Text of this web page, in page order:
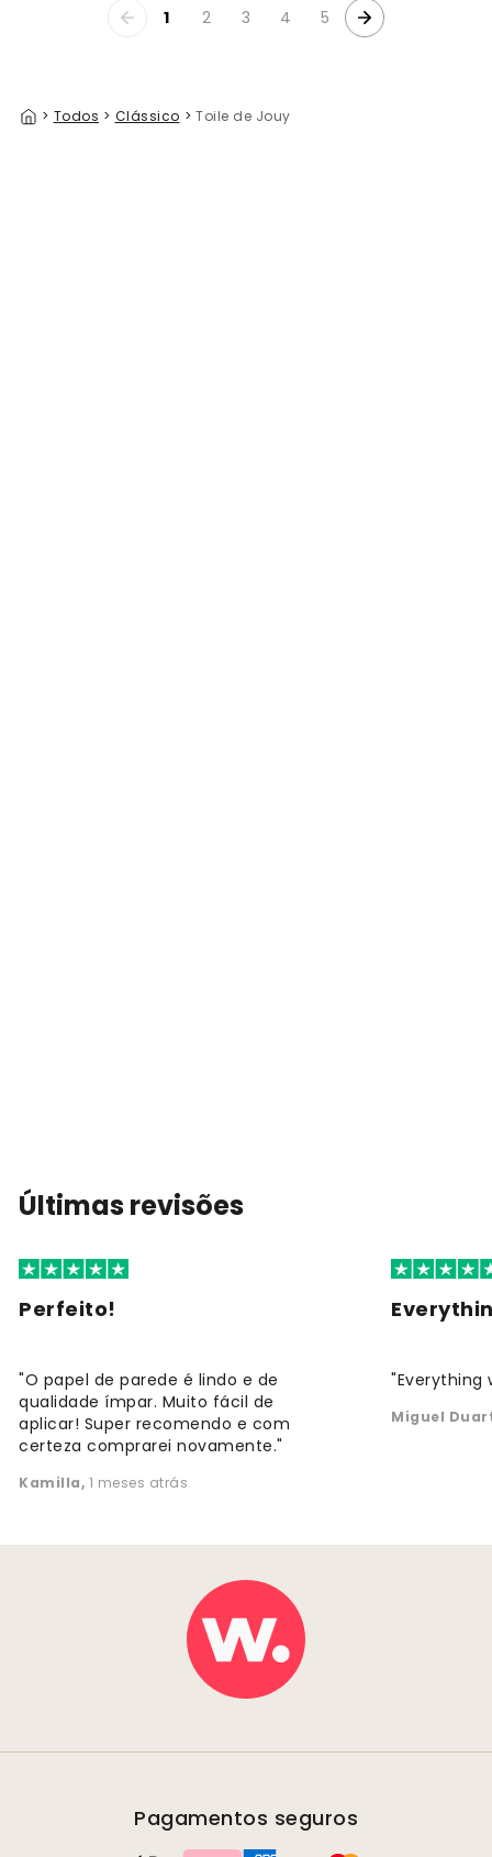
1 2 3 4 5
> Todos > Clássico > Toile de Jouy
Últimas revisões
Perfeito!
"O papel de parede é lindo e de
qualidade ímpar. Muito fácil de
aplicar! Super recomendo e com
certeza comprarei novamente."
Kamilla, 1 meses atrás
"Everything
Miguel
Pagamentos seguros